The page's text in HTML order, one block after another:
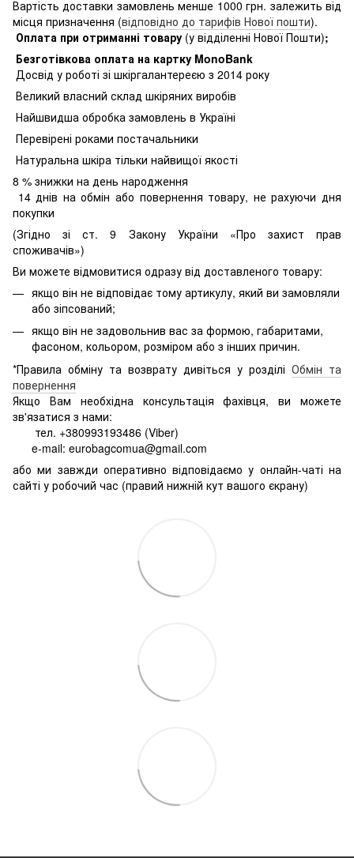
Вартість доставки замовлень менше 1000 грн. залежить від
місця призначення (відповідно до тарифів Нової пошти).
Оплата при отриманні товару (у відділенні Нової Пошти);
Безготівкова оплата на картку MonoBank
Досвід у роботі зі шкіргалантереєю з 2014 року
Великий власний склад шкіряних виробів
Найшвидша обробка замовлень в Україні
Перевірені роками постачальники
Натуральна шкіра тільки найвищої якості
8 % знижки на день народження
14 днів на обмін або повернення товару, не рахуючи дня
покупки
(Згідно зі ст. 9 Закону України «Про захист прав
споживачів»)
Ви можете відмовитися одразу від доставленого товару:
якщо він не відповідає тому артикулу, який ви замовляли
або зіпсований;
якщо він не задовольнив вас за формою, габаритами,
фасоном, кольором, розміром або з інших причин.
*Правила обміну та возврату дивіться у розділі Обмін та
повернення
Якщо Вам необхідна консультація фахівця, ви можете
зв'язатися з нами:
тел. +380993193486 (Viber)
e-mail: eurobagcomua@gmail.com
або ми завжди оперативно відповідаємо у онлайн-чаті на
сайті у робочий час (правий нижній кут вашого єкрану)